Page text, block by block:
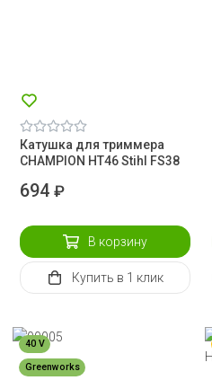
Катушка для триммера
CHAMPION HT46 Stihl FS38
694 ₽
В корзину
Купить в 1 клик
40 V
Greenworks